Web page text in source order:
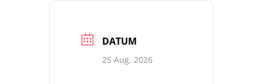
DATUM
25 Aug. 2026